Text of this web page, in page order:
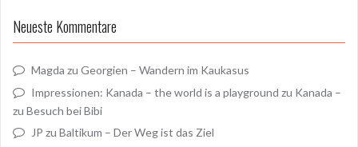
Neueste Kommentare
Magda zu Georgien – Wandern im Kaukasus
Impressionen: Kanada – the world is a playground zu Kanada –
zu Besuch bei Bibi
JP zu Baltikum – Der Weg ist das Ziel